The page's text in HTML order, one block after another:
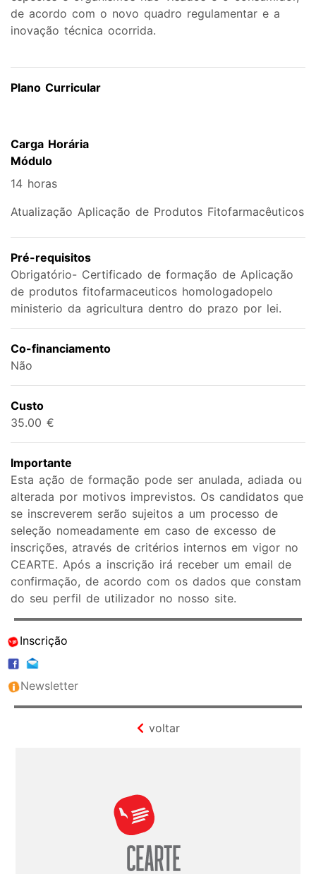
de acordo com o novo quadro regulamentar e a
inovação técnica ocorrida.
Plano Curricular
Carga Horária
Módulo
14 horas
Atualização Aplicação de Produtos Fitofarmacêuticos
Pré-requisitos
Obrigatório- Certificado de formação de Aplicação
de produtos fitofarmaceuticos homologadopelo
ministerio da agricultura dentro do prazo por lei.
Co-financiamento
Não
Custo
35.00 €
Importante
Esta ação de formação pode ser anulada, adiada ou
alterada por motivos imprevistos. Os candidatos que
se inscreverem serão sujeitos a um processo de
seleção nomeadamente em caso de excesso de
inscrições, através de critérios internos em vigor no
CEARTE. Após a inscrição irá receber um email de
confirmação, de acordo com os dados que constam
do seu perfil de utilizador no nosso site.
Inscrição
Newsletter
voltar